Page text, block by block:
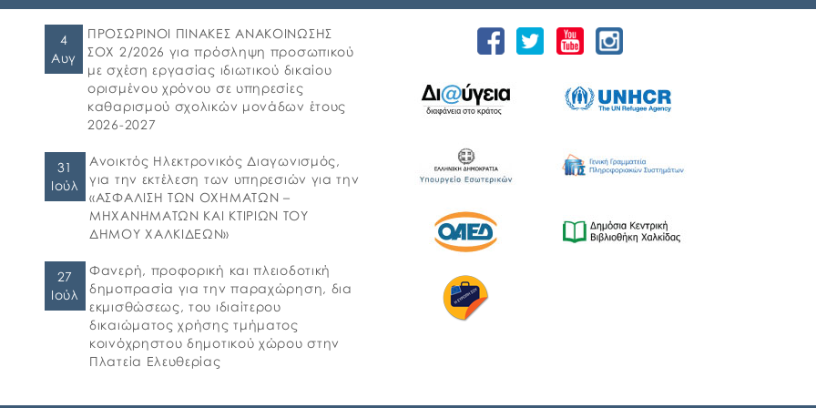
ηλεκτρονική υποβολή αιτήσεων για τη
συμμετοχή στο πρόγραμμα «Προώθηση και
υποστήριξη παιδιών για την ένταξή τους
στην προσχολική εκπαίδευση καθώς και για
τη πρόσβαση παιδιών σχολικής ηλικίας,
εφήβων και ατόμων με αναπηρία, σε
υπηρεσίες δημιουργικής απασχόλησης» για
18 Ιουλίου 2026, που διοργανώνουν ο Δήμος
Χαλκιδέων και η Ιερά Μητρόπολη Χαλκίδος,
Ιστιαίας και Βορείων Σποράδων, με την
Ελλάδας και του Ο.Π.Α.ΣΤ.Ε, του Οργανισμού
Λιμένων Ν. Εύβοιας και του Επιμελητηρίου
Εύβοιας. ⚓️Η επίσημη έναρξη
4
Αυγ
ΠΡΟΣΩΡΙΝΟΙ ΠΙΝΑΚΕΣ ΑΝΑΚΟΙΝΩΣΗΣ
ΣΟΧ 2/2026 για πρόσληψη προσωπικού
με σχέση εργασίας ιδιωτικού δικαίου
ορισμένου χρόνου σε υπηρεσίες
καθαρισμού σχολικών μονάδων έτους
2026-2027
31
Ιούλ
Ανοικτός Ηλεκτρονικός Διαγωνισμός,
για την εκτέλεση των υπηρεσιών για την
«ΑΣΦΑΛΙΣΗ ΤΩΝ ΟΧΗΜΑΤΩΝ –
ΜΗΧΑΝΗΜΑΤΩΝ ΚΑΙ ΚΤΙΡΙΩΝ ΤΟΥ
ΔΗΜΟΥ ΧΑΛΚΙΔΕΩΝ»
27
Ιούλ
Φανερή, προφορική και πλειοδοτική
δημοπρασία για την παραχώρηση, δια
εκμισθώσεως, του ιδιαίτερου
δικαιώματος χρήσης τμήματος
κοινόχρηστου δημοτικού χώρου στην
Πλατεία Ελευθερίας